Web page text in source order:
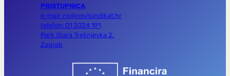
PRISTUPNICA
e-mail: ns@novisindikat.hr
telefon: 01 3024 191
Park Stara Trešnjevka 2,
Zagreb